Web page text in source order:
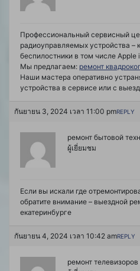
Профессиональный сервисный
радиоуправляемых устройства –
беспилостники в том числе Apple
Мы предлагаем: ремонт
Наши мастера оперативно
устройства в сервисе или с
กันยายน 3, 2024 เวลา 11:00 pmREPLY
ремонт бытовой
ผู้เยี่ยมชม
Если вы искали где
обратите внимание – выездной
екатеринбурге
กันยายน 4, 2024 เวลา 10:42 amREPLY
ремонт